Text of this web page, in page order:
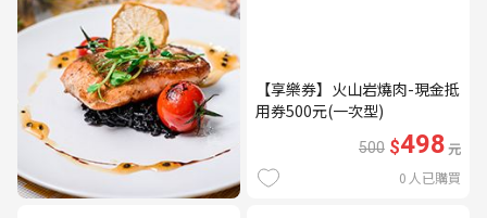
【享樂券】火山岩燒肉-現金抵
用券500元(一次型)
500 $498元
0 人已購買